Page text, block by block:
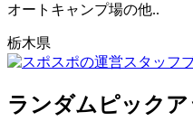
オートキャンプ場の他..
栃木県
ランダムピック